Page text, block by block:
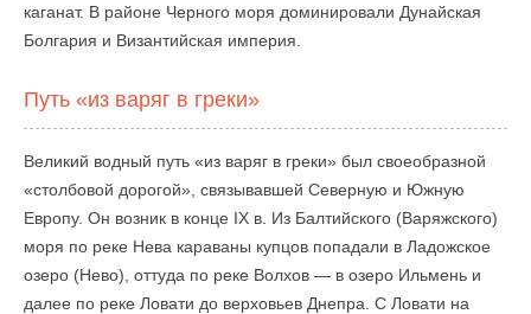
каганат. В районе Черного моря доминировали Дунайская
Болгария и Византийская империя.
Путь «из варяг в греки»
Великий водный путь «из варяг в греки» был своеобразной
«столбовой дорогой», связывавшей Северную и Южную
Европу. Он возник в конце IX в. Из Балтийского (Варяжского)
моря по реке Нева караваны купцов попадали в Ладожское
озеро (Нево), оттуда по реке Волхов — в озеро Ильмень и
далее по реке Ловати до верховьев Днепра. С Ловати на